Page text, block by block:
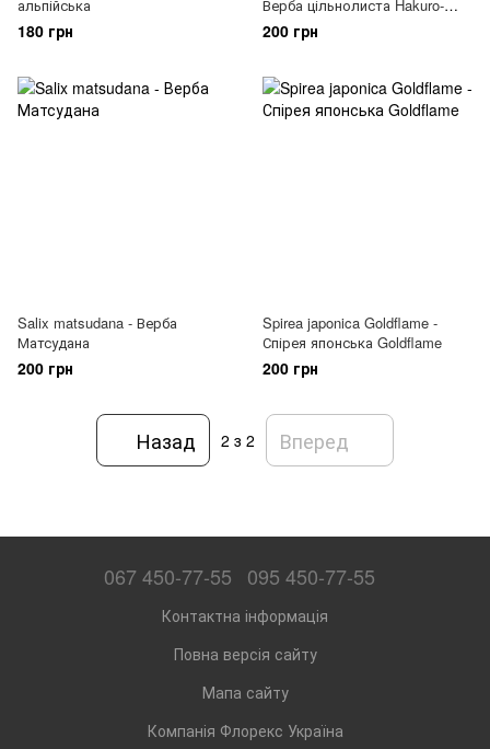
альпійська
180 грн
Верба цільнолиста Hakuro-
Nishiki
200 грн
Salix matsudana - Верба
Матсудана
200 грн
Spirea japonica Goldflame -
Спірея японська Goldflame
200 грн
Назад 2 з 2 Вперед
067 450-77-55 095 450-77-55
Контактна інформація
Повна версія сайту
Мапа сайту
Компанія Флорекс Україна